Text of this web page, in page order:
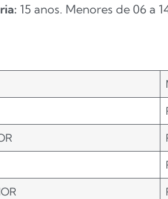
15 anos. Menores de 06 a